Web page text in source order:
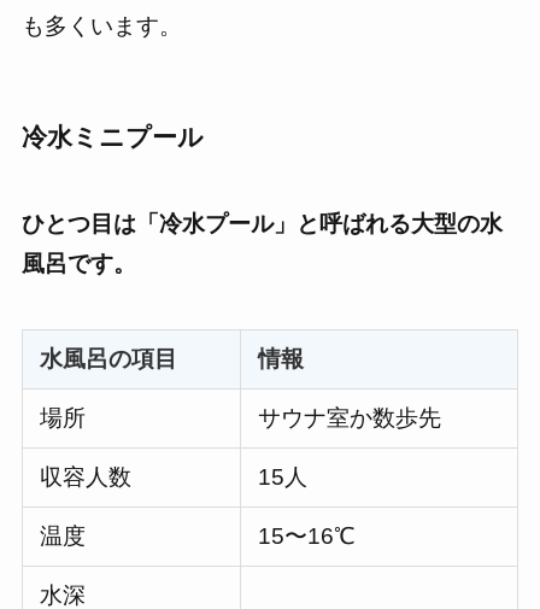
も多くいます。
冷水ミニプール
ひとつ目は「冷水プール」と呼ばれる大型の水
風呂です。
水風呂の項目 情報
場所 サウナ室か数歩先
収容人数 15人
温度 15〜16℃
水深